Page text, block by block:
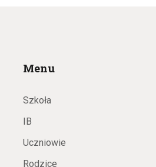
Menu
Szkoła
IB
Uczniowie
Rodzice